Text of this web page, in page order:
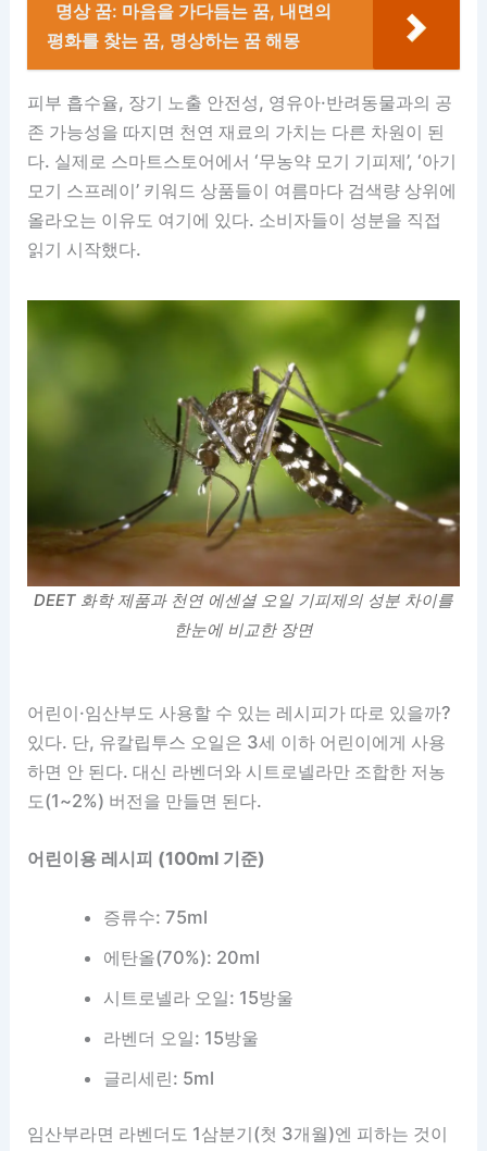
명상 꿈: 마음을 가다듬는 꿈, 내면의
평화를 찾는 꿈, 명상하는 꿈 해몽
피부 흡수율, 장기 노출 안전성, 영유아·반려동물과의 공
존 가능성을 따지면 천연 재료의 가치는 다른 차원이 된
다. 실제로 스마트스토어에서 ‘무농약 모기 기피제’, ‘아기
모기 스프레이’ 키워드 상품들이 여름마다 검색량 상위에
올라오는 이유도 여기에 있다. 소비자들이 성분을 직접
읽기 시작했다.
DEET 화학 제품과 천연 에센셜 오일 기피제의 성분 차이를
한눈에 비교한 장면
어린이·임산부도 사용할 수 있는 레시피가 따로 있을까?
있다. 단, 유칼립투스 오일은 3세 이하 어린이에게 사용
하면 안 된다. 대신 라벤더와 시트로넬라만 조합한 저농
도(1~2%) 버전을 만들면 된다.
어린이용 레시피 (100ml 기준)
증류수: 75ml
에탄올(70%): 20ml
시트로넬라 오일: 15방울
라벤더 오일: 15방울
글리세린: 5ml
임산부라면 라벤더도 1삼분기(첫 3개월)엔 피하는 것이